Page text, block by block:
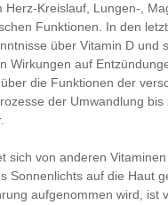
Herz-Kreislauf, Lungen-,
Funktionen. In den
über Vitamin D und
Wirkungen auf
die Funktionen der
der Umwandlung bis
sich von anderen
Sonnenlichts auf die Haut
aufgenommen wird, ist